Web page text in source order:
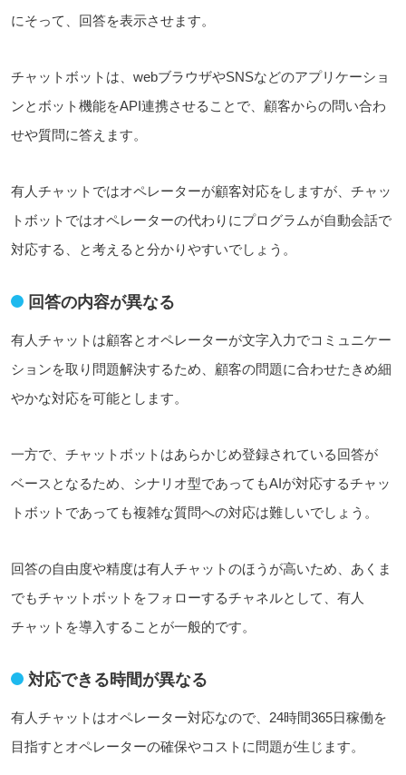
にそって、回答を表示させます。
チャットボットは、webブラウザやSNSなどのアプリケーショ
ンとボット機能をAPI連携させることで、顧客からの問い合わ
せや質問に答えます。
有人チャットではオペレーターが顧客対応をしますが、チャッ
トボットではオペレーターの代わりにプログラムが自動会話で
対応する、と考えると分かりやすいでしょう。
回答の内容が異なる
有人チャットは顧客とオペレーターが文字入力でコミュニケー
ションを取り問題解決するため、顧客の問題に合わせた きめ細
やかな対応を可能とします。
一方で、チャットボットはあらかじめ登録されている回答が
ベースとなるため、シナリオ型であってもAIが対応するチャッ
トボットであっても複雑な質問への対応は難しいでしょう 。
回答の自由度や精度は有人チャットのほうが高いため、あくま
でもチャットボットをフォローするチャネルとして、有人
チャットを導入することが一般的です。
対応できる時間が異なる
有人チャットはオペレーター対応なので、24時間365日稼働を
目指すとオペレーターの確保やコストに問題が生じます。